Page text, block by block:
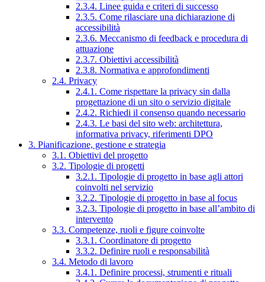
2.3.4. Linee guida e criteri di successo
2.3.5. Come rilasciare una dichiarazione di
accessibilità
2.3.6. Meccanismo di feedback e procedura di
attuazione
2.3.7. Obiettivi accessibilità
2.3.8. Normativa e approfondimenti
2.4. Privacy
2.4.1. Come rispettare la privacy sin dalla
progettazione di un sito o servizio digitale
2.4.2. Richiedi il consenso quando necessario
2.4.3. Le basi del sito web: architettura,
informativa privacy, riferimenti DPO
3. Pianificazione, gestione e strategia
3.1. Obiettivi del progetto
3.2. Tipologie di progetti
3.2.1. Tipologie di progetto in base agli attori
coinvolti nel servizio
3.2.2. Tipologie di progetto in base al focus
3.2.3. Tipologie di progetto in base all’ambito di
intervento
3.3. Competenze, ruoli e figure coinvolte
3.3.1. Coordinatore di progetto
3.3.2. Definire ruoli e responsabilità
3.4. Metodo di lavoro
3.4.1. Definire processi, strumenti e rituali